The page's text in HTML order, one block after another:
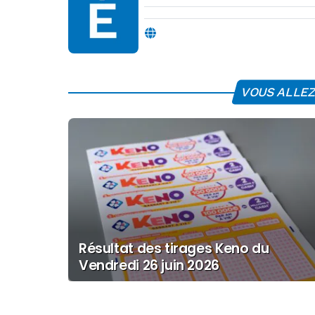
VOUS
Résultat des tirages Keno du
Vendredi 26 juin 2026